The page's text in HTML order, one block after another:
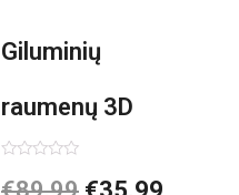
Giluminių
raumenų 3D
elektrinis
0